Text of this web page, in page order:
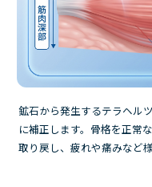
鉱石から発生するテラヘル
に補正します。骨格を正常
取り戻し、疲れや痛みなど